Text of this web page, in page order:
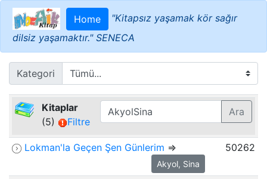
Home
"Kitapsız yaşamak kör sağır
dilsiz yaşamaktır." SENECA
Kategori
Kitaplar
(5)
Filtre
Ara
Lokman'la Geçen Şen Günlerim ⇒
Akyol, Sina
50262